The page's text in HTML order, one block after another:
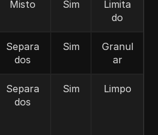
Misto Sim
Limita
do
Separa
dos
Sim
Granul
ar
Separa
dos
Sim Limpo